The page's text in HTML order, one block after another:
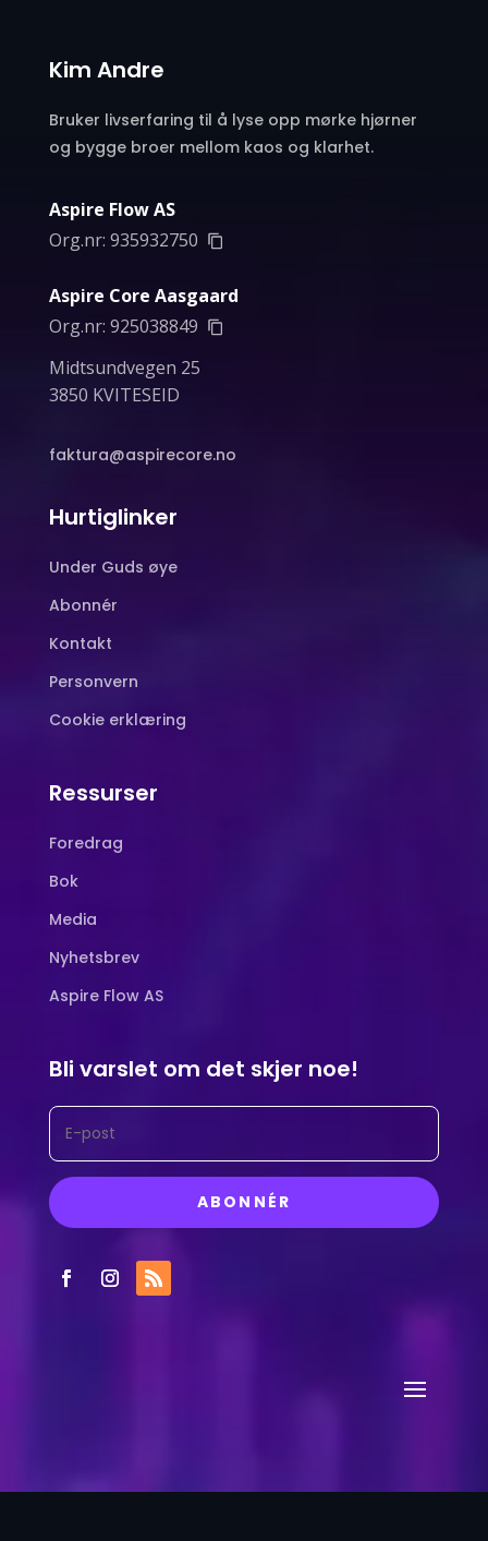
Kim Andre
Bruker livserfaring til å lyse opp mørke hjørner
og bygge broer mellom kaos og klarhet.
Aspire Flow AS
Org.nr: 935932750
Aspire Core Aasgaard
Org.nr: 925038849
Midtsundvegen 25
3850 KVITESEID
faktura@aspirecore.no
Hurtiglinker
Under Guds øye
Abonnér
Kontakt
Personvern
Cookie erklæring
Ressurser
Foredrag
Bok
Media
Nyhetsbrev
Aspire Flow AS
Bli varslet om det skjer noe!
ABONNÉR